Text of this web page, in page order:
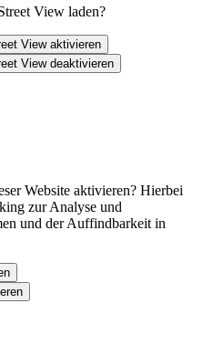
View laden?
Website aktivieren? Hierbei
zur Analyse und
und der Auffindbarkeit in